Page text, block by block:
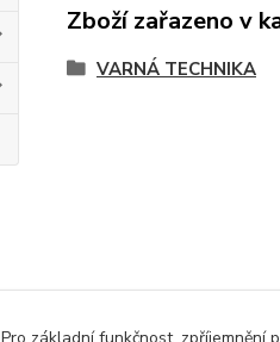
Zboží zařazeno v
VARNÁ TECHNIKA